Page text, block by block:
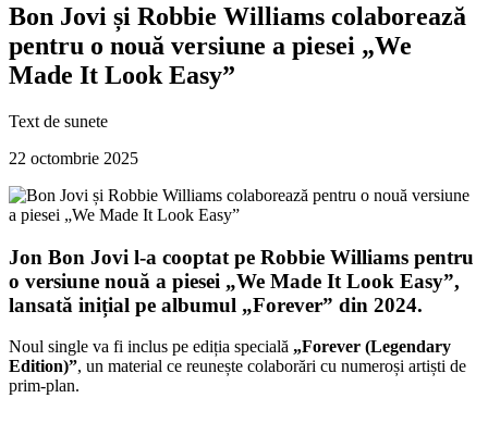
Bon Jovi și Robbie Williams colaborează
pentru o nouă versiune a piesei „We
Made It Look Easy”
Text de sunete
22 octombrie 2025
Jon Bon Jovi l-a cooptat pe Robbie Williams pentru
o versiune nouă a piesei „We Made It Look Easy”,
lansată inițial pe albumul „Forever” din 2024.
Noul single va fi inclus pe ediția specială „Forever (Legendary
Edition)”, un material ce reunește colaborări cu numeroși artiști de
prim-plan.